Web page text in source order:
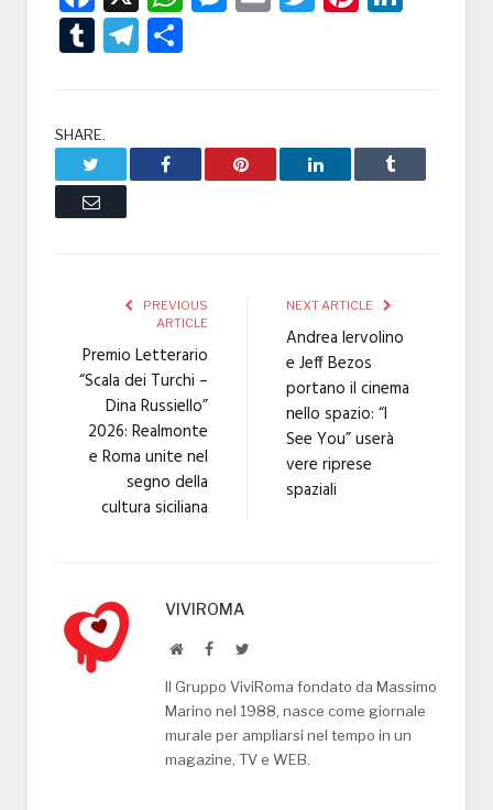
TumblrTelegram
SHARE.
Facebook Pinterest LinkedIn Tumblr
Email
PREVIOUS
ARTICLE
Premio Letterario
“Scala dei Turchi –
Dina Russiello”
2026: Realmonte
e Roma unite nel
segno della
cultura siciliana
NEXT ARTICLE
Andrea Iervolino
e Jeff Bezos
portano il cinema
nello spazio: “I
See You” userà
vere riprese
spaziali
VIVIROMA
WebsiteFacebookTwitter
Il Gruppo ViviRoma fondato da Massimo
Marino nel 1988, nasce come giornale
murale per ampliarsi nel tempo in un
magazine, TV e WEB.